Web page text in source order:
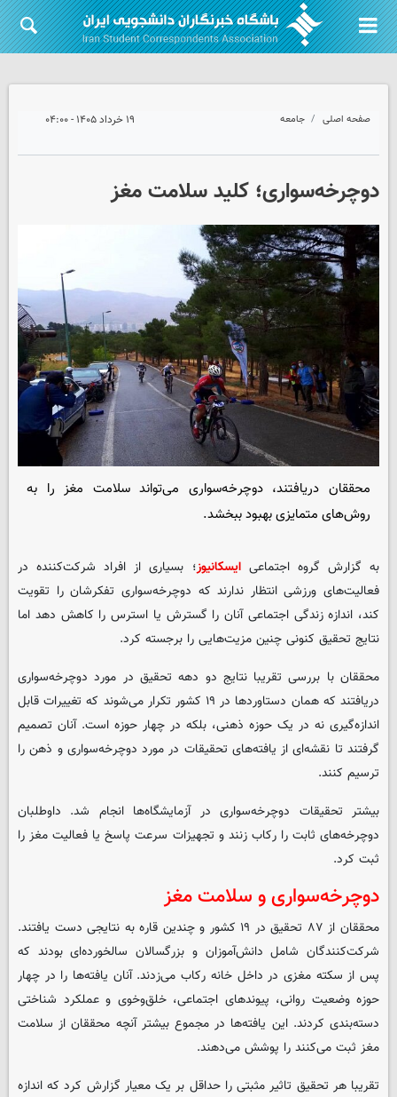
صفحه اصلی جامعه ۱۹ خرداد ۱۴۰۵ - ۰۴:۰۰
دوچرخه‌سواری؛ کلید سلامت مغز
محققان دریافتند، دوچرخه‌سواری می‌تواند سلامت مغز را به
روش‌های متمایزی بهبود ببخشد.
به گزارش گروه اجتماعیایسکانیوز؛ بسیاری از افراد شرکت‌کننده در
فعالیت‌های ورزشی انتظار ندارند که دوچرخه‌سواری تفکرشان را تقویت
کند، اندازه زندگی اجتماعی‌ آنان را گسترش یا استرس را کاهش دهد اما
نتایج تحقیق کنونی چنین مزیت‌هایی را برجسته کرد.
محققان با بررسی تقریبا نتایج دو دهه تحقیق در مورد دوچرخه‌سواری
دریافتند که همان دستاوردها در ۱۹ کشور تکرار می‌شوند که تغییرات قابل
اندازه‌گیری نه در یک حوزه ذهنی، بلکه در چهار حوزه است. آنان تصمیم
گرفتند تا نقشه‌ای از یافته‌های تحقیقات در مورد دوچرخه‌سواری و ذهن را
ترسیم کنند.
بیشتر تحقیقات دوچرخه‌سواری در آزمایشگاه‌ها انجام شد. داوطلبان
دوچرخه‌های ثابت را رکاب زنند و تجهیزات سرعت پاسخ یا فعالیت مغز را
ثبت کرد.
دوچرخه‌سواری و سلامت مغز
محققان از ۸۷ تحقیق در ۱۹ کشور و چندین قاره به نتایجی دست یافتند.
شرکت‌کنندگان شامل دانش‌آموزان و بزرگسالان سالخورده‌ای بودند که
پس از سکته مغزی در داخل خانه رکاب می‌زدند. آنان یافته‌ها را در چهار
حوزه وضعیت روانی، پیوندهای اجتماعی، خلق‌وخوی و عملکرد شناختی
دسته‌بندی کردند. این یافته‌ها در مجموع بیشتر آنچه محققان از سلامت
مغز ثبت می‌کنند را پوشش می‌دهند.
تقریبا هر تحقیق تاثیر مثبتی را حداقل بر یک معیار گزارش کرد که اندازه